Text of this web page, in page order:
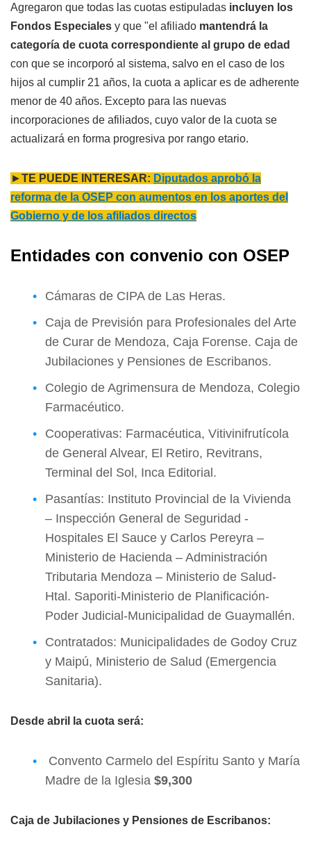
Agregaron que todas las cuotas estipuladas incluyen los
Fondos Especiales y que "el afiliado mantendrá la
categoría de cuota correspondiente al grupo de edad
con que se incorporó al sistema, salvo en el caso de los
hijos al cumplir 21 años, la cuota a aplicar es de adherente
menor de 40 años. Excepto para las nuevas
incorporaciones de afiliados, cuyo valor de la cuota se
actualizará en forma progresiva por rango etario.
►TE PUEDE INTERESAR: Diputados aprobó la
reforma de la OSEP con aumentos en los aportes del
Gobierno y de los afiliados directos
Entidades con convenio con OSEP
Cámaras de CIPA de Las Heras.
Caja de Previsión para Profesionales del Arte
de Curar de Mendoza, Caja Forense. Caja de
Jubilaciones y Pensiones de Escribanos.
Colegio de Agrimensura de Mendoza, Colegio
Farmacéutico.
Cooperativas: Farmacéutica, Vitivinifrutícola
de General Alvear, El Retiro, Revitrans,
Terminal del Sol, Inca Editorial.
Pasantías: Instituto Provincial de la Vivienda
– Inspección General de Seguridad -
Hospitales El Sauce y Carlos Pereyra –
Ministerio de Hacienda – Administración
Tributaria Mendoza – Ministerio de Salud-
Htal. Saporiti-Ministerio de Planificación-
Poder Judicial-Municipalidad de Guaymallén.
Contratados: Municipalidades de Godoy Cruz
y Maipú, Ministerio de Salud (Emergencia
Sanitaria).
Desde abril la cuota será:
Convento Carmelo del Espíritu Santo y María
Madre de la Iglesia $9,300
Caja de Jubilaciones y Pensiones de Escribanos: